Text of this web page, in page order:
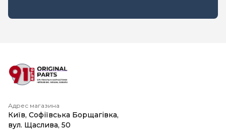
Адрес магазина
Київ, Софіївська Борщагівка,
вул. Щаслива, 50